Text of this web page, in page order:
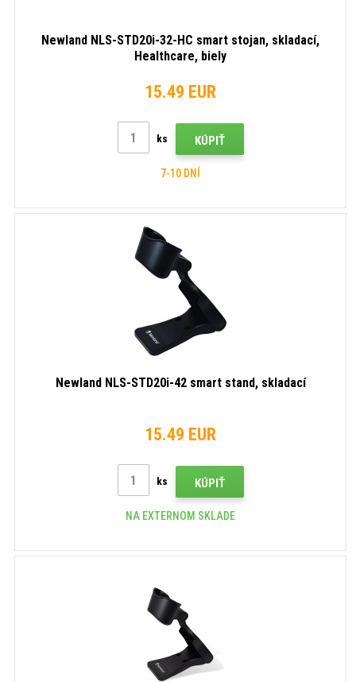
Newland NLS-STD20i-32-HC smart stojan, skladací,
Healthcare, biely
15.49 EUR
ks KÚPIŤ
7-10 DNÍ
Newland NLS-STD20i-42 smart stand, skladací
15.49 EUR
ks KÚPIŤ
NA EXTERNOM SKLADE